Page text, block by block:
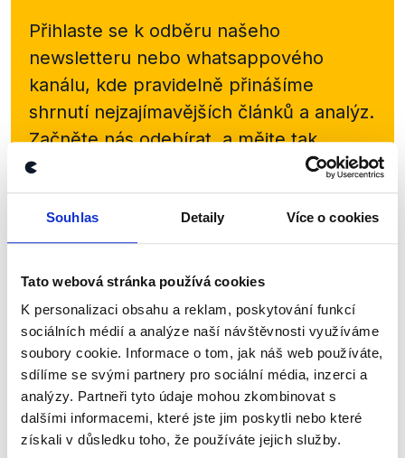
Souhlas Detaily Více o cookies
Tato webová stránka používá cookies
K personalizaci obsahu a reklam, poskytování funkcí
sociálních médií a analýze naší návštěvnosti využíváme
soubory cookie. Informace o tom, jak náš web používáte,
sdílíme se svými partnery pro sociální média, inzerci a
analýzy. Partneři tyto údaje mohou zkombinovat s
dalšími informacemi, které jste jim poskytli nebo které
získali v důsledku toho, že používáte jejich služby.
Přihlaste se k odběru našeho
newsletteru nebo whatsappového
kanálu, kde pravidelně přinášíme
shrnutí nejzajímavějších článků a analýz.
Začněte nás odebírat, a mějte tak
přehled o tom, jaké dezinformace a
nepravdy se zrovna v Česku šíří.
Newsletter
Sociální sítě
Nenechte si ujít nejnovější události
z Demagog.cz. Sdílením našich
příspěvků přátelům podpoříte naši